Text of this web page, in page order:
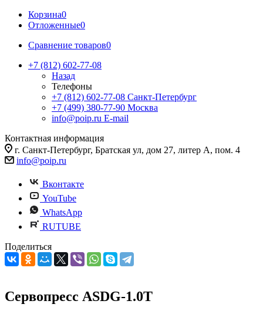
Корзина0
Отложенные0
Сравнение товаров0
+7 (812) 602-77-08
Назад
Телефоны
+7 (812) 602-77-08 Санкт-Петербург
+7 (499) 380-77-90 Москва
info@poip.ru E-mail
Контактная информация
г. Санкт-Петербург, Братская ул, дом 27, литер А, пом. 4
info@poip.ru
Вконтакте
YouTube
WhatsApp
RUTUBE
Поделиться
Cервопресс ASDG-1.0T